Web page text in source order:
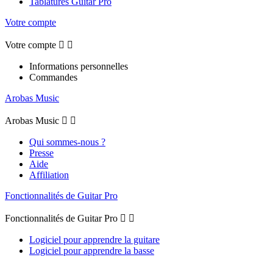
Votre compte
Votre compte  
Informations personnelles
Commandes
Arobas Music
Arobas Music  
Qui sommes-nous ?
Presse
Aide
Affiliation
Fonctionnalités de Guitar Pro
Fonctionnalités de Guitar Pro  
Logiciel pour apprendre la guitare
Logiciel pour apprendre la basse